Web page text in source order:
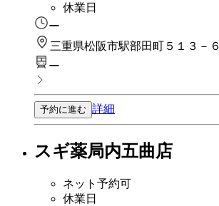
休業日
ー
三重県松阪市駅部田町５１３－６
ー
予約に進む 詳細
スギ薬局内五曲店
ネット予約可
休業日